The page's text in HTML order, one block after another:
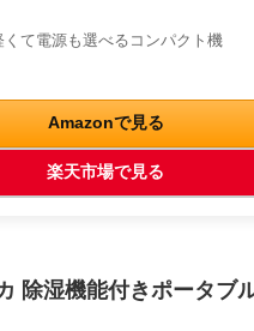
くて電源も選べるコンパクト機
Amazonで見る
楽天市場で見る
除湿機能付きポータブ